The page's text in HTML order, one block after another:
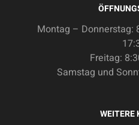
Montag – Donnerstag:
Freitag:
Samstag und
WEITERE